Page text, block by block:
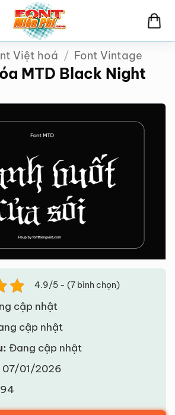
Việt hoá / Font Vintage
MTD Black Night
4.9/5 - (7 bình chọn)
cập nhật
cập nhật
Đang cập nhật
07/01/2026